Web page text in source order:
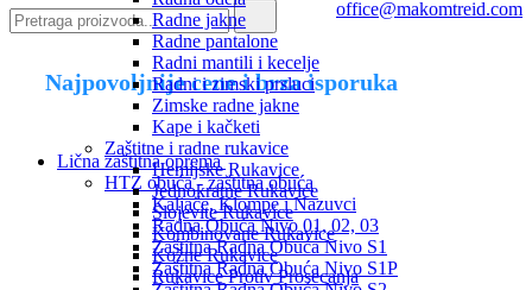
Radne jakne
Radne pantalone
Radni mantili i kecelje
Radni i zimski prsluci
Zimske radne jakne
Kape i kačketi
Zaštitne i radne rukavice
Hemijske Rukavice
Jednokratne Rukavice
Slojevite Rukavice
Kombinovane Rukavice
Kožne Rukavice
Rukavice Protiv Prosecanja
office@makomtreid.com
Najpovoljnije cene i brza isporuka
Lična zaštitna oprema
HTZ obuća - zaštitna obuća
Kaljače, Klompe i Nazuvci
Radna Obuća Nivo 01, 02, 03
Zaštitna Radna Obuća Nivo S1
Zaštitna Radna Obuća Nivo S1P